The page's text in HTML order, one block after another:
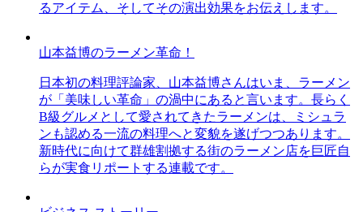
るアイテム、そしてその演出効果をお伝えします。
山本益博のラーメン革命！
日本初の料理評論家、山本益博さんはいま、ラーメン
が「美味しい革命」の渦中にあると言います。長らく
B級グルメとして愛されてきたラーメンは、ミシュラ
ンも認める一流の料理へと変貌を遂げつつあります。
新時代に向けて群雄割拠する街のラーメン店を巨匠自
らが実食リポートする連載です。